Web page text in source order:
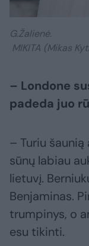
G.Žalienė.
MIKITA (Mikas
– Londone
padeda juo
– Turiu
sūnų labiau
lietuvį.
Benjaminas.
trumpinys, o
esu tikinti.